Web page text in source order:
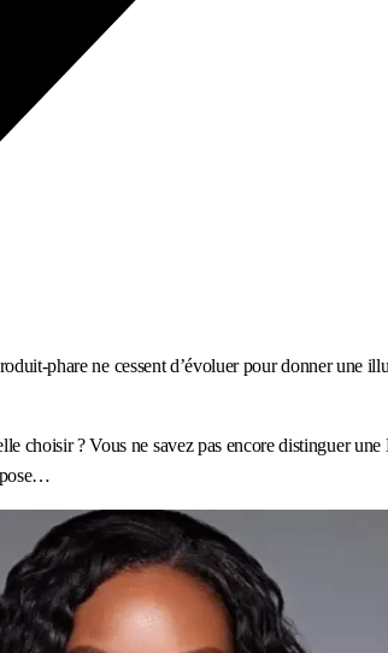
phare ne cessent d’évoluer pour donner une
choisir ? Vous ne savez pas encore distinguer